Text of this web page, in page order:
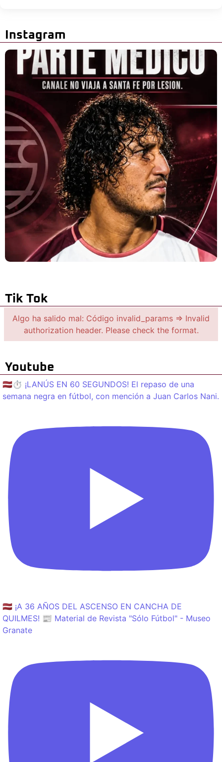
Instagram
Tik Tok
Algo ha salido mal: Código invalid_params => Invalid
authorization header. Please check the format.
Youtube
🇱🇻⏱️ ¡LANÚS EN 60 SEGUNDOS! El repaso de una
semana negra en fútbol, con mención a Juan Carlos Nani.
🇱🇻 ¡A 36 AÑOS DEL ASCENSO EN CANCHA DE
QUILMES! 📰 Material de Revista "Sólo Fútbol" - Museo
Granate